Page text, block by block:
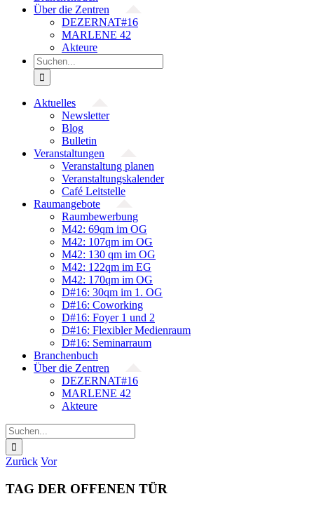
Über die Zentren
DEZERNAT#16
MARLENE 42
Akteure
Suche
nach:
Aktuelles
Newsletter
Blog
Bulletin
Veranstaltungen
Veranstaltung planen
Veranstaltungskalender
Café Leitstelle
Raumangebote
Raumbewerbung
M42: 69qm im OG
M42: 107qm im OG
M42: 130 qm im OG
M42: 122qm im EG
M42: 170qm im OG
D#16: 30qm im 1. OG
D#16: Coworking
D#16: Foyer 1 und 2
D#16: Flexibler Medienraum
D#16: Seminarraum
Branchenbuch
Über die Zentren
DEZERNAT#16
MARLENE 42
Akteure
Suche
nach:
Zurück Vor
TAG DER OFFENEN TÜR